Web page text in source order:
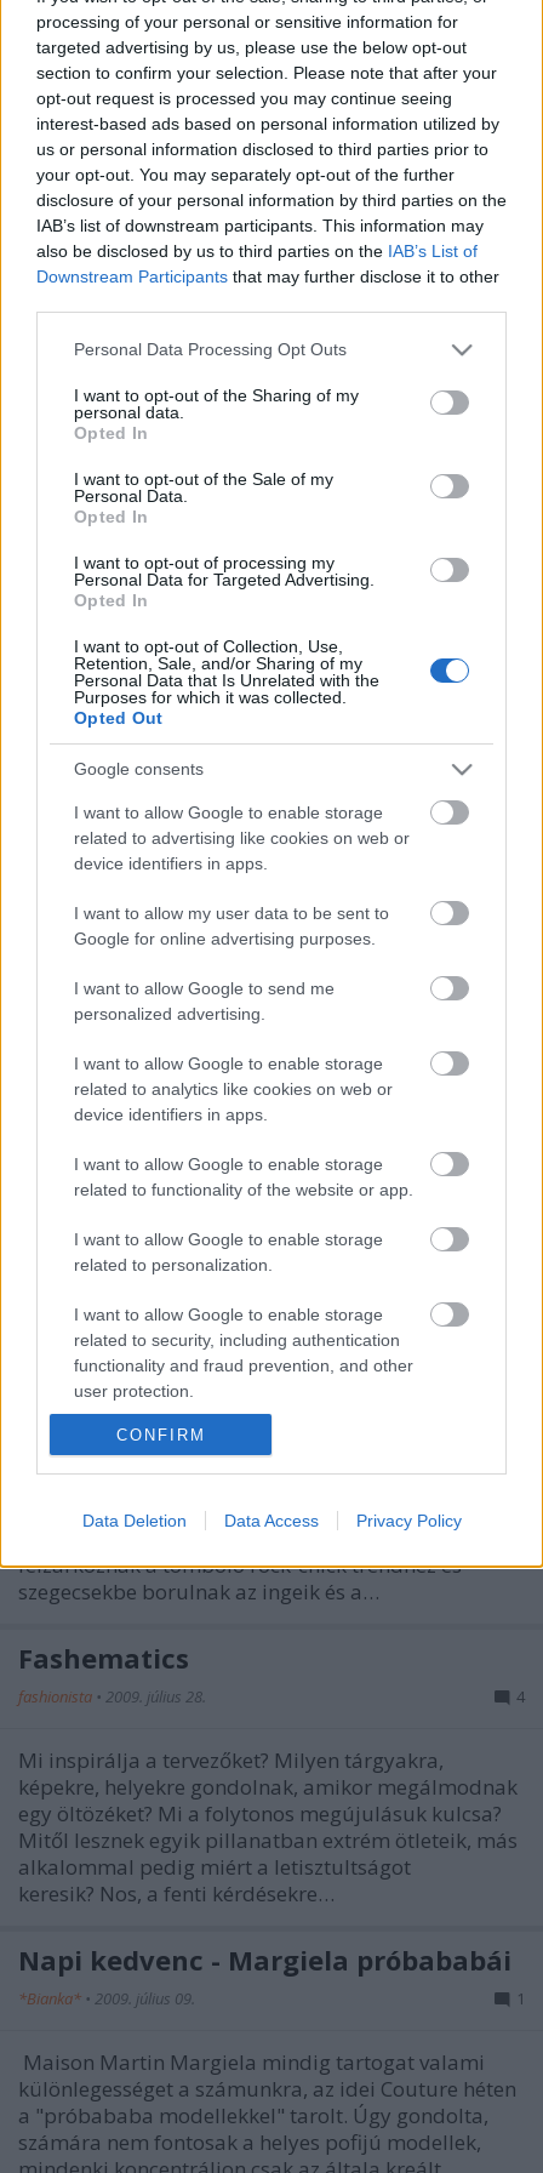
processing of your personal or sensitive information for
targeted advertising by us, please use the below opt-out
section to confirm your selection. Please note that after your
opt-out request is processed you may continue seeing
interest-based ads based on personal information utilized by
us or personal information disclosed to third parties prior to
your opt-out. You may separately opt-out of the further
disclosure of your personal information by third parties on the
IAB’s list of downstream participants. This information may
also be disclosed by us to third parties on the IAB’s List of
Downstream Participants that may further disclose it to other
Please note that this website/app uses one or more Google
not limited to your visit or usage behaviour. You may click to
grant or deny consent to Google and its third-party tags to
use your data for below specified purposes in below Google
consent section.
Personal Data Processing Opt Outs
I want to opt-out of the Sharing of my
personal data.
Opted In
I want to opt-out of the Sale of my
Personal Data.
Opted In
I want to opt-out of processing my
Personal Data for Targeted Advertising.
Opted In
I want to opt-out of Collection, Use,
Retention, Sale, and/or Sharing of my
Personal Data that Is Unrelated with the
Purposes for which it was collected.
Opted Out
Google consents
I want to allow Google to enable storage
related to advertising like cookies on web or
device identifiers in apps.
I want to allow my user data to be sent to
Google for online advertising purposes.
I want to allow Google to send me
personalized advertising.
I want to allow Google to enable storage
related to analytics like cookies on web or
device identifiers in apps.
I want to allow Google to enable storage
related to functionality of the website or app.
I want to allow Google to enable storage
related to personalization.
I want to allow Google to enable storage
related to security, including authentication
functionality and fraud prevention, and other
user protection.
CONFIRM
Data Deletion Data Access Privacy Policy
jégeső északon". Nem,…
Love or Hate? Maison Martin
Margiela papírnadrág és csizma
fashionista•2011. február 09.
Sandra Hagelstam, a menő divatblogger viselte még
ősszel valamelyik divathéten a lent látható, papírból
készült Maison Martin Margiela nadrágot és
csizmát. Igen, jól olvastátok: papírból készült a
nadrág és a csizma is. Persze az ajándékozók a
Haute Couture Fashion Week -
Givenchy, Chanel vagy Maison
Martin Margiela?
A kérdés ugyanaz, mint tegnap: Melyik kollekció a
kedvencetek: Givenchy, Chanel vagy Maison Martin
Margiela?Kezdjük a legjobban várttal: a Givenchyvel.
Riccardo Tisci vitathatatlanul az egyik legjobb
divattervező napjainkban, és a legújabb kollekció
prezentációja is ezt erősíti. A…
Napi Hangulat - Pink world
*Bianka* 2010. június 16.
Ma reggel megihletett a Lanvin Resort 2011
kollekció. Nektek már van valami pink vagy sötétlila
cuccotok? Nagyon úgy néz ki, hogy be kell szerezni...
Lilinek...
fashionista•2010. április 22.
A legdepressziósabb napokba is vihet egy kis fényt a
tejberizs a Sugar Shopban és a fröccs a Gödörben,
Friends by Rebecca Minkoff, a két kis szütyő
együtt 98 dollár.Ezt meg azért, mert a lehető
Férfidivat falatkák
fashionista•2009. augusztus 29.
Ismét összegyűlt egy posztra való férfitrend-morzsa -
tárgyakról és kiegészítőkről.Melyik irányzat a
kedvencetek?1. A Prada szerint a férfiak is
felzárkóznak a tomboló rock-chick trendhez és
szegecsekbe borulnak az ingeik és a…
Fashematics
fashionista • 2009. július 28. 4
Mi inspirálja a tervezőket? Milyen tárgyakra,
képekre, helyekre gondolnak, amikor megálmodnak
egy öltözéket? Mi a folytonos megújulásuk kulcsa?
Mitől lesznek egyik pillanatban extrém ötleteik, más
alkalommal pedig miért a letisztultságot
keresik? Nos, a fenti kérdésekre…
Napi kedvenc - Margiela próbababái
*Bianka* • 2009. július 09. 1
Maison Martin Margiela mindig tartogat valami
különlegességet a számunkra, az idei Couture héten
a "próbababa modellekkel" tarolt. Úgy gondolta,
számára nem fontosak a helyes pofijú modellek,